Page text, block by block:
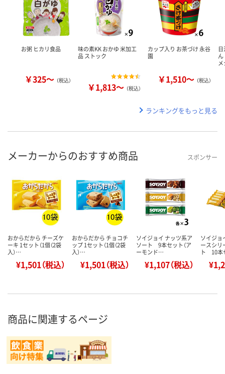
お粥 ヒカリ食品
￥325～ （税込）
味の素KK おかゆ 米加工
品 ストック
￥1,813～ （税込）
カップ入り お茶づけ 永谷
園
￥1,510～ （税込）
ランキングをもっと見る
メーカーからのおすすめ商品 スポンサー
おからだから チーズケ
ーキ 1セット（1個（2袋
入）…
¥1,501（税込）
おからだから チョコチ
ップ 1セット（1個（2袋
入）…
¥1,501（税込）
ソイジョイ ナッツ系ア
ソート 9本セット（ア
ーモンド…
¥1,107（税込）
ソイジョ
ースシリ
ト 10
商品に関連するページ